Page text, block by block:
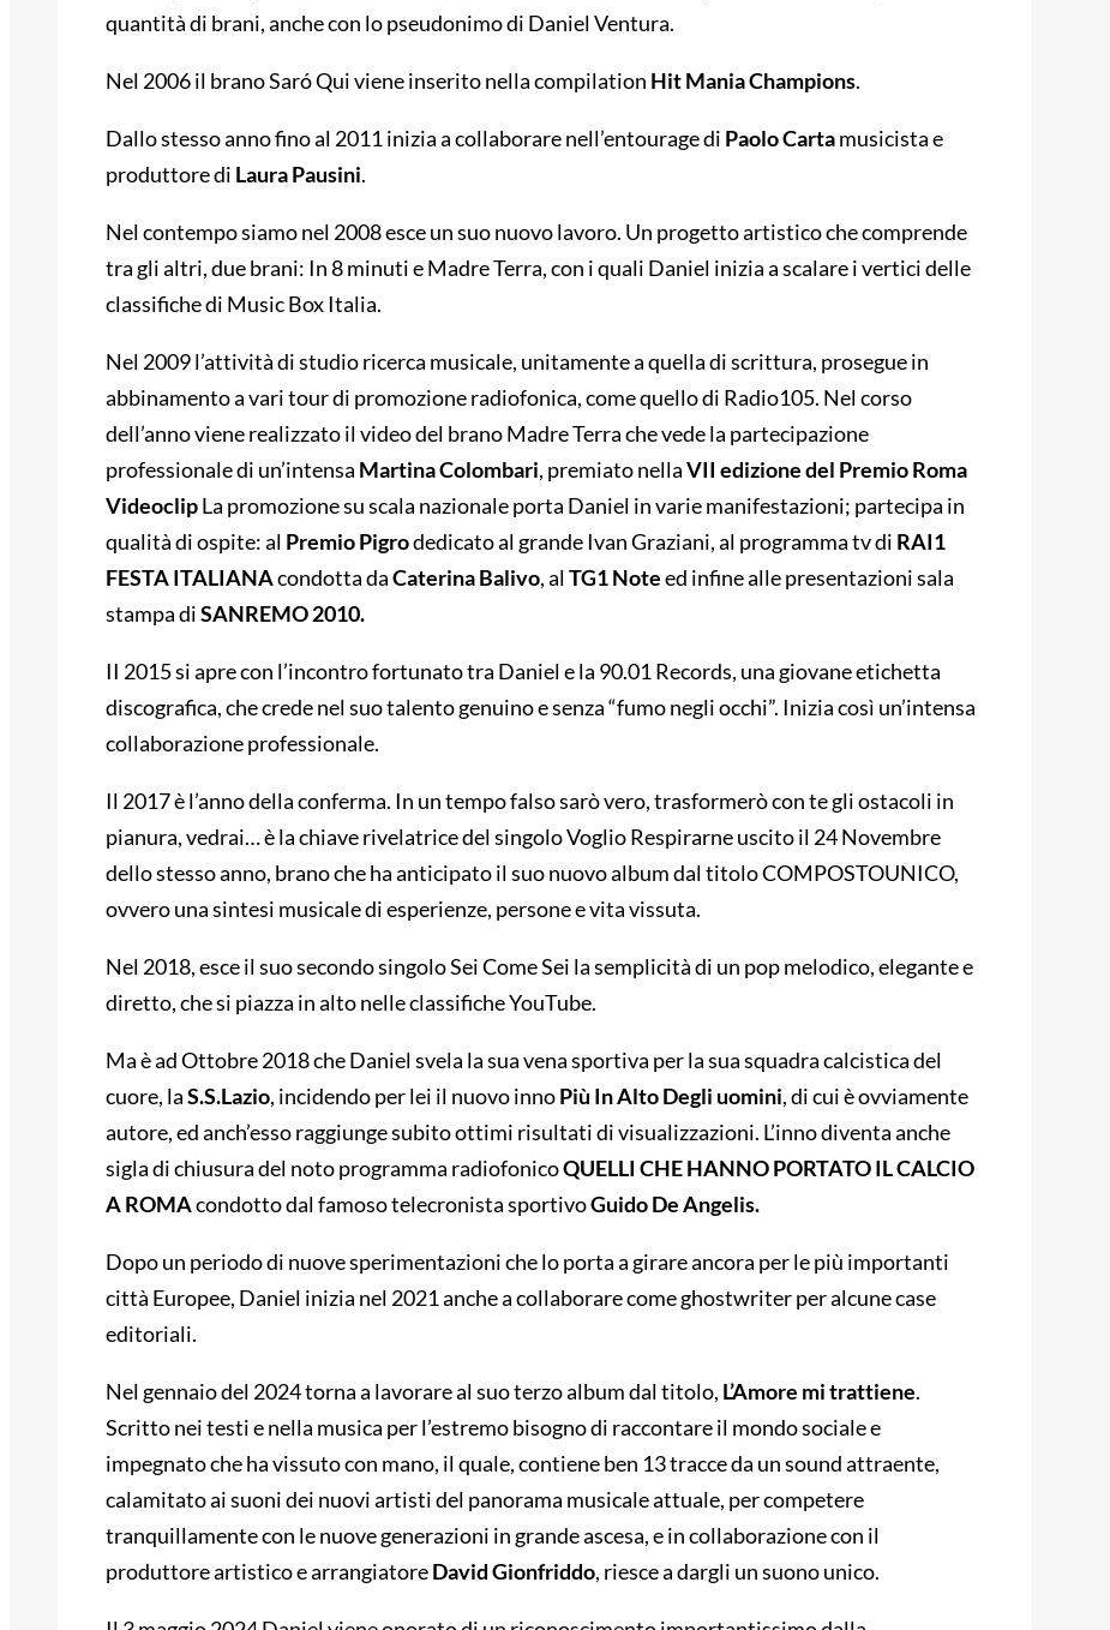
quantità di brani, anche con lo pseudonimo di Daniel Ventura.
Nel 2006 il brano Saró Qui viene inserito nella compilation Hit Mania Champions.
Dallo stesso anno fino al 2011 inizia a collaborare nell’entourage di Paolo Cartamusicista e
produttore di Laura Pausini.
Nel contempo siamo nel 2008 esce un suo nuovo lavoro. Un progetto artistico che comprende
tra gli altri, due brani: In 8 minuti e Madre Terra, con i quali Daniel inizia a scalare i vertici delle
classifiche di Music Box Italia.
Nel 2009 l’attività di studio ricerca musicale, unitamente a quella di scrittura, prosegue in
abbinamento a vari tour di promozione radiofonica, come quello di Radio105. Nel corso
dell’anno viene realizzato il video del brano Madre Terra che vede la partecipazione
professionale di un’intensa Martina Colombari, premiato nellaVII edizione del Premio Roma
VideoclipLa promozione su scala nazionale porta Daniel in varie manifestazioni; partecipa in
qualità di ospite: al Premio Pigrodedicato al grande Ivan Graziani, al programma tv di RAI1
FESTA ITALIANAcondotta daCaterina Balivo, alTG1 Noteed infine alle presentazioni sala
stampa diSANREMO 2010.
II 2015 si apre con l’incontro fortunato tra Daniel e la 90.01 Records, una giovane etichetta
discografica, che crede nel suo talento genuino e senza “fumo negli occhi”. Inizia così un’intensa
collaborazione professionale.
Il 2017 è l’anno della conferma. In un tempo falso sarò vero, trasformerò con te gli ostacoli in
pianura, vedrai… è la chiave rivelatrice del singolo Voglio Respirarne uscito il 24 Novembre
dello stesso anno, brano che ha anticipato il suo nuovo album dal titolo COMPOSTOUNICO,
ovvero una sintesi musicale di esperienze, persone e vita vissuta.
Nel 2018, esce il suo secondo singolo Sei Come Sei la semplicità di un pop melodico, elegante e
diretto, che si piazza in alto nelle classifiche YouTube.
Ma è ad Ottobre 2018 che Daniel svela la sua vena sportiva per la sua squadra calcistica del
cuore, laS.S.Lazio, incidendo per lei il nuovo innoPiù In Alto Degli uomini, di cui è ovviamente
autore, ed anch’esso raggiunge subito ottimi risultati di visualizzazioni. L’inno diventa anche
sigla di chiusura del noto programma radiofonicoQUELLI CHE HANNO PORTATO IL CALCIO
A ROMAcondotto dal famoso telecronista sportivoGuido De Angelis.
Dopo un periodo di nuove sperimentazioni che lo porta a girare ancora per le più importanti
città Europee, Daniel inizia nel 2021 anche a collaborare come ghostwriter per alcune case
editoriali.
Nel gennaio del 2024 torna a lavorare al suo terzo album dal titolo, L’Amore mi trattiene.
Scritto nei testi e nella musica per l’estremo bisogno di raccontare il mondo sociale e
impegnato che ha vissuto con mano, il quale, contiene ben 13 tracce da un sound attraente,
calamitato ai suoni dei nuovi artisti del panorama musicale attuale, per competere
tranquillamente con le nuove generazioni in grande ascesa, e in collaborazione con il
produttore artistico e arrangiatoreDavid Gionfriddo, riesce a dargli un suono unico.